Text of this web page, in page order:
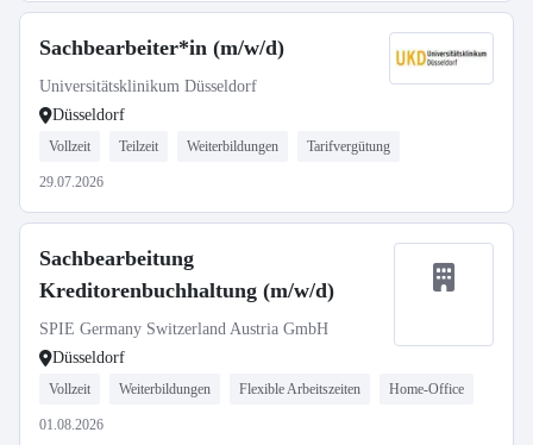
Sachbearbeiter*in (m/w/d)
Universitätsklinikum Düsseldorf
Düsseldorf
Vollzeit Teilzeit Weiterbildungen Tarifvergütung
29.07.2026
Sachbearbeitung
Kreditorenbuchhaltung (m/w/d)
SPIE Germany Switzerland Austria GmbH
Düsseldorf
Vollzeit Weiterbildungen Flexible Arbeitszeiten Home-Office
01.08.2026